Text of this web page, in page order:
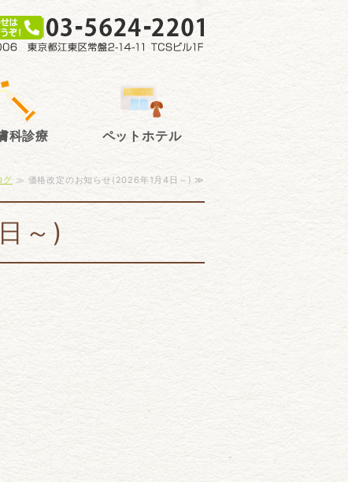
科診療 ペットホテル
グ ≫ 価格改定のお知らせ(2026年1月4日～) ≫
～)